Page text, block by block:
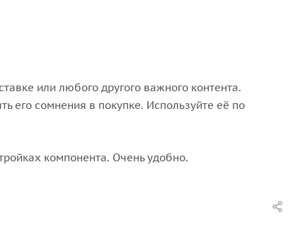
или любого другого важного контента.
его сомнения в покупке. Используйте её по
компонента. Очень удобно.